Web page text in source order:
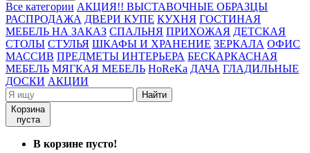
Все категории АКЦИЯ!! ВЫСТАВОЧНЫЕ ОБРАЗЦЫ
РАСПРОДАЖА ДВЕРИ КУПЕ КУХНЯ ГОСТИНАЯ
МЕБЕЛЬ НА ЗАКАЗ СПАЛЬНЯ ПРИХОЖАЯ ДЕТСКАЯ
СТОЛЫ СТУЛЬЯ ШКАФЫ И ХРАНЕНИЕ ЗЕРКАЛА ОФИС
МАССИВ ПРЕДМЕТЫ ИНТЕРЬЕРА БЕСКАРКАСНАЯ
МЕБЕЛЬ МЯГКАЯ МЕБЕЛЬ HoReKa ДАЧА ГЛАДИЛЬНЫЕ
ДОСКИ АКЦИИ
Найти
Корзина
пуста
В корзине пусто!